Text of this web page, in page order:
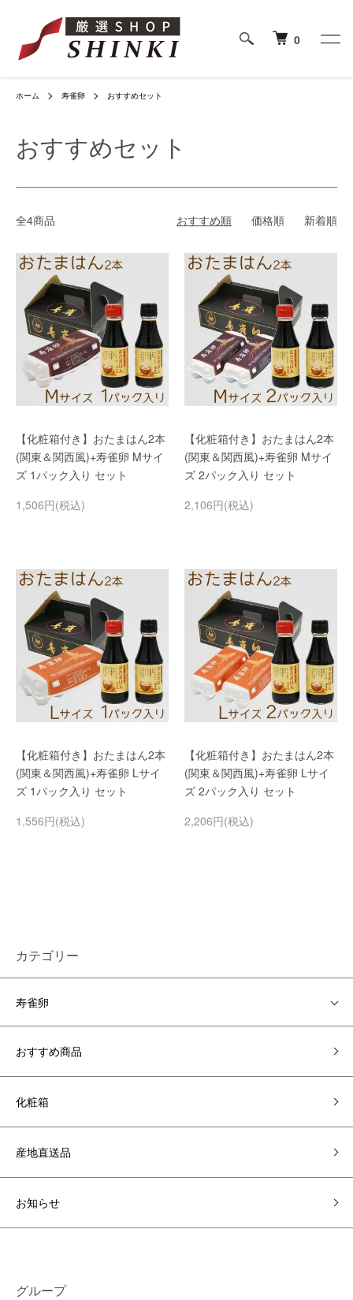
0
ホーム 寿雀卵 おすすめセット
おすすめセット
全4商品 おすすめ順 価格順 新着順
【化粧箱付き】おたまはん2本
(関東＆関西風)+寿雀卵 Mサイ
ズ 1パック入り セット
1,506円(税込)
【化粧箱付き】おたまはん2本
(関東＆関西風)+寿雀卵 Mサイ
ズ 2パック入り セット
2,106円(税込)
【化粧箱付き】おたまはん2本
(関東＆関西風)+寿雀卵 Lサイ
ズ 1パック入り セット
1,556円(税込)
【化粧箱付き】おたまはん2本
(関東＆関西風)+寿雀卵 Lサイ
ズ 2パック入り セット
2,206円(税込)
カテゴリー
寿雀卵
おすすめ商品
化粧箱
産地直送品
お知らせ
グループ